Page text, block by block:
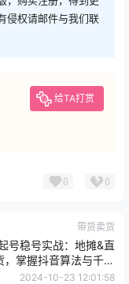
侵权请邮件与我们联
给TA打赏
0 0
带货卖货
号稳号实战：地摊&直
，掌握抖音算法与千粉
风控技巧
2024-10-23 12:01:58